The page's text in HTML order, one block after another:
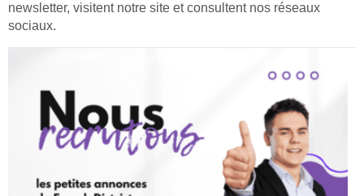
newsletter, visitent notre site et consultent nos réseaux
sociaux.